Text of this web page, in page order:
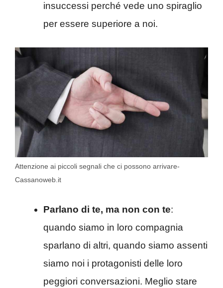
insuccessi perché vede uno spiraglio
per essere superiore a noi.
Attenzione ai piccoli segnali che ci possono arrivare-
Cassanoweb.it
Parlano di te, ma non con te:
quando siamo in loro compagnia
sparlano di altri, quando siamo assenti
siamo noi i protagonisti delle loro
peggiori conversazioni. Meglio stare